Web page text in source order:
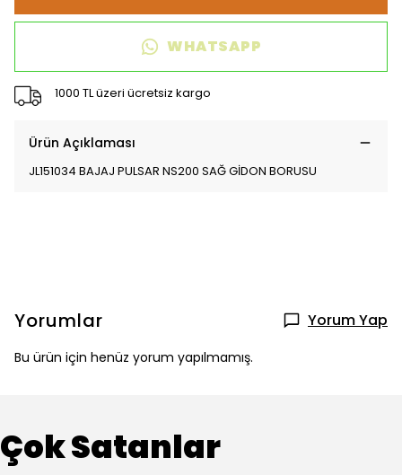
WHATSAPP
1000 TL üzeri ücretsiz kargo
Ürün Açıklaması
JL151034 BAJAJ PULSAR NS200 SAĞ GİDON BORUSU
Yorumlar Yorum Yap
Bu ürün için henüz yorum yapılmamış.
Çok Satanlar